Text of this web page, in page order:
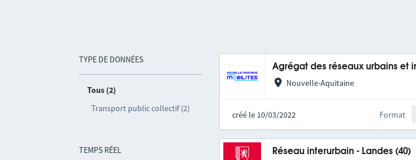
TYPE DE DONNÉES
Tous (2)
Transport public collectif (2)
TEMPS RÉEL
Agrégat des réseaux urbains et
Nouvelle-Aquitaine
créé le 10/03/2022 Format
Réseau interurbain - Landes (40)